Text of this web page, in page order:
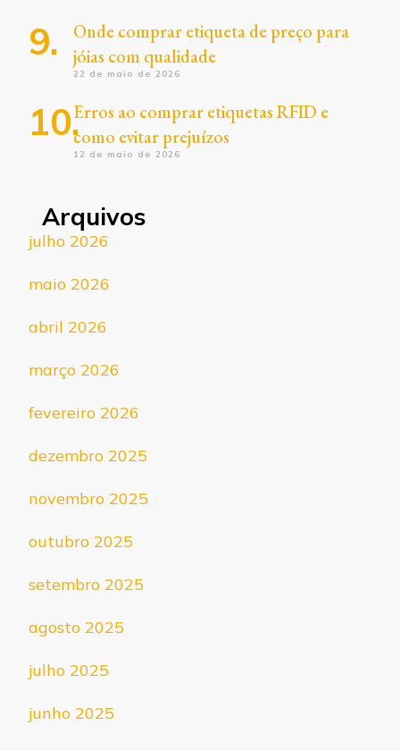
Onde comprar etiqueta de preço para
jóias com qualidade
22 de maio de 2026
Erros ao comprar etiquetas RFID e
como evitar prejuízos
12 de maio de 2026
Arquivos
julho 2026
maio 2026
abril 2026
março 2026
fevereiro 2026
dezembro 2025
novembro 2025
outubro 2025
setembro 2025
agosto 2025
julho 2025
junho 2025